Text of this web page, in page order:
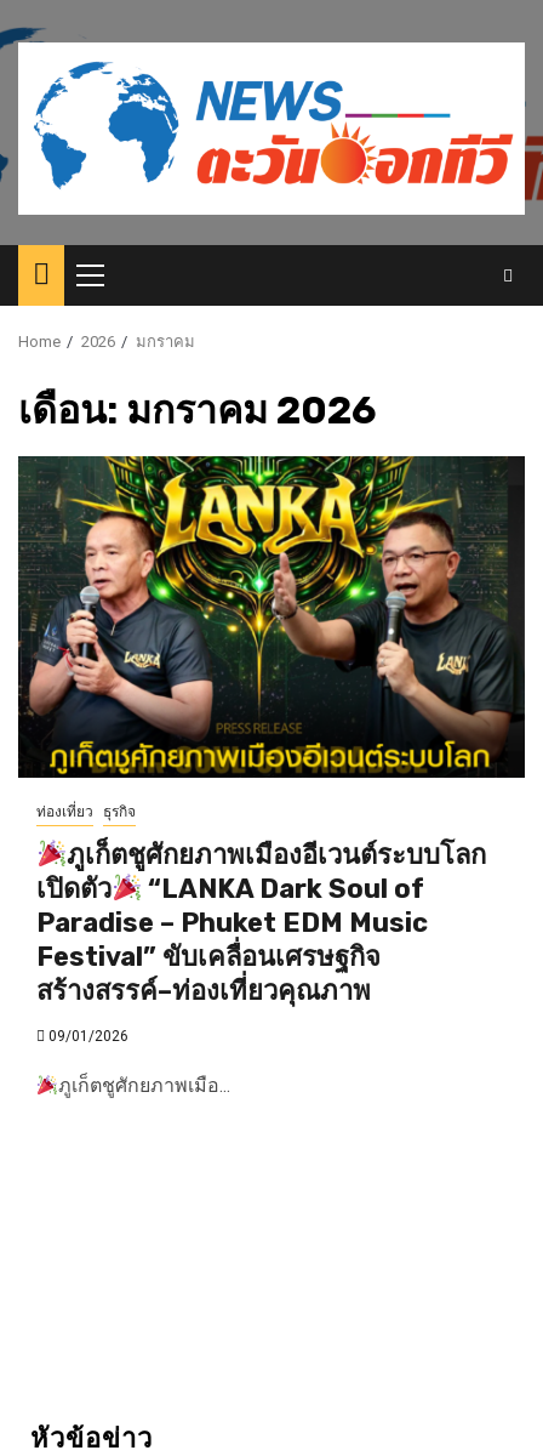
to
content
Primary
Menu
Home 2026 มกราคม
เดือน: มกราคม 2026
ท่องเที่ยว ธุรกิจ
ภูเก็ตชูศักยภาพเมืองอีเวนต์ระบบโลก
เปิดตัว
“LANKA Dark Soul of
Paradise – Phuket EDM Music
Festival” ขับเคลื่อนเศรษฐกิจ
สร้างสรรค์–ท่องเที่ยวคุณภาพ
09/01/2026
ภูเก็ตชูศักยภาพเมือ...
หัวข้อข่าว